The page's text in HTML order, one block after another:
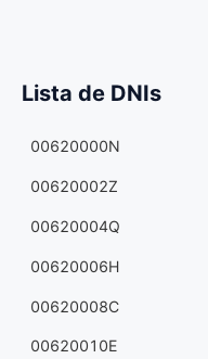
Lista de DNIs
00620000N
00620002Z
00620004Q
00620006H
00620008C
00620010E